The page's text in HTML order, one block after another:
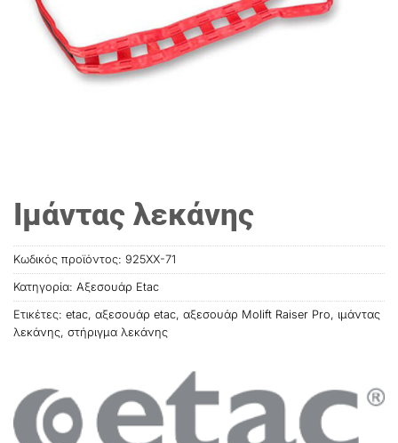
Ιμάντας λεκάνης
Κωδικός προϊόντος: 925XX-71
Κατηγορία: Αξεσουάρ Etac
Ετικέτες: etac, αξεσουάρ etac, αξεσουάρ Molift Raiser Pro, ιμάντας
λεκάνης, στήριγμα λεκάνης